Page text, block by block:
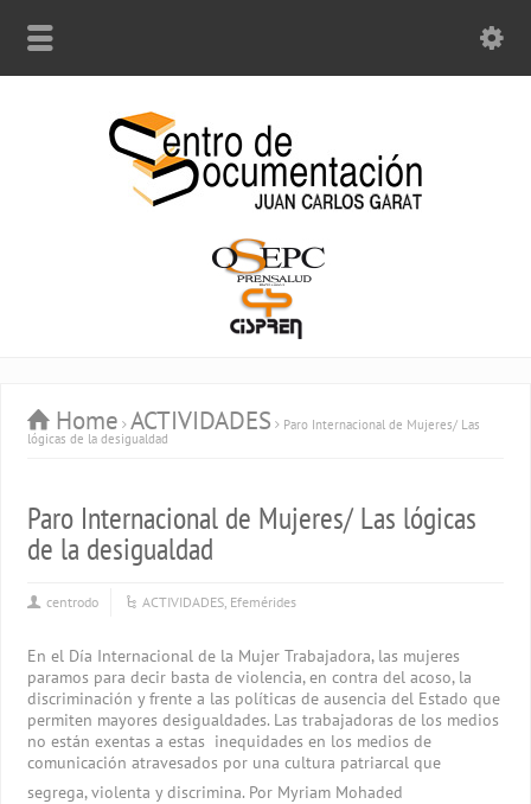
Home ACTIVIDADES
Paro Internacional de Mujeres/ Las
lógicas de la desigualdad
Paro Internacional de Mujeres/ Las lógicas
de la desigualdad
centrodo ACTIVIDADES, Efemérides
En el Día Internacional de la Mujer Trabajadora, las mujeres
paramos para decir basta de violencia, en contra del acoso, la
discriminación y frente a las políticas de ausencia del Estado que
permiten mayores desigualdades. Las trabajadoras de los medios
no están exentas a estas inequidades en los medios de
comunicación atravesados por una cultura patriarcal que
segrega, violenta y discrimina. Por Myriam Mohaded